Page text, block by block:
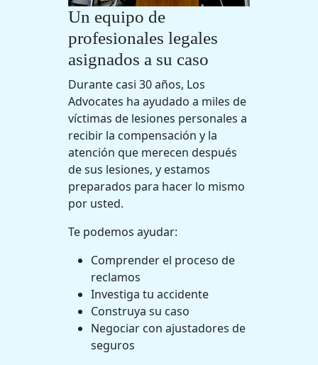
Un equipo de
profesionales legales
asignados a su caso
Durante casi 30 años, Los
Advocates ha ayudado a miles de
víctimas de lesiones personales a
recibir la compensación y la
atención que merecen después
de sus lesiones, y estamos
preparados para hacer lo mismo
por usted.
Te podemos ayudar:
Comprender el proceso de
reclamos
Investiga tu accidente
Construya su caso
Negociar con ajustadores de
seguros